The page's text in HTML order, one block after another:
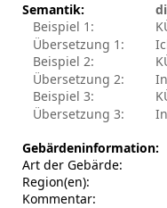
Semantik:
Beispiel 1:
Übersetzung 1:
Beispiel 2:
Übersetzung 2:
Beispiel 3:
Übersetzung 3:
Gebärdeninformation:
Art der Gebärde:
Region(en):
Kommentar: